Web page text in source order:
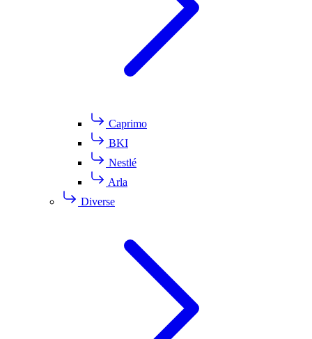
Caprimo
BKI
Nestlé
Arla
Diverse